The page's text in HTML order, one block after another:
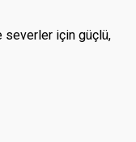
severler için güçlü,